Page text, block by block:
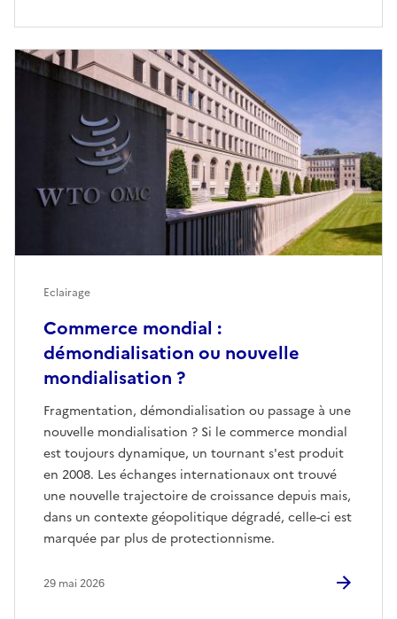
Commerce mondial :
démondialisation ou nouvelle
mondialisation ?
Fragmentation, démondialisation ou passage à une
nouvelle mondialisation ? Si le commerce mondial
est toujours dynamique, un tournant s'est produit
en 2008. Les échanges internationaux ont trouvé
une nouvelle trajectoire de croissance depuis mais,
dans un contexte géopolitique dégradé, celle-ci est
marquée par plus de protectionnisme.
Eclairage
29 mai 2026